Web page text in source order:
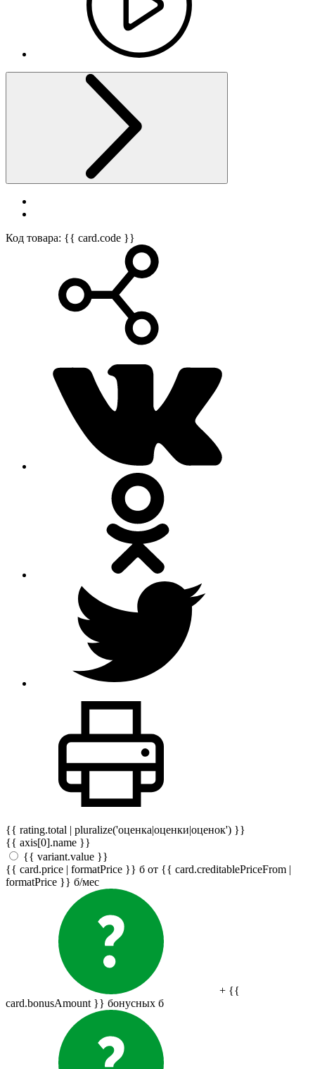
Код товара: {{ card.code }}
{{ rating.total | pluralize('оценка|оценки|оценок') }}
{{ axis[0].name }}
{{ variant.value }}
{{ card.price | formatPrice }} б от {{ card.creditablePriceFrom |
formatPrice }} б/мес
+ {{
card.bonusAmount }} бонусных б